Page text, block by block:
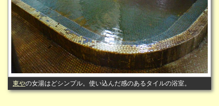
東やの女湯はどシンプル。使い込んだ感のあるタイルの浴室。